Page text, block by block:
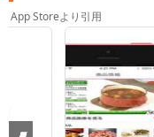
App Storeより引用